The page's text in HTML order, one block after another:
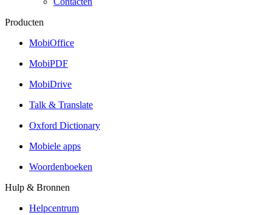
Producten
MobiOffice
MobiPDF
MobiDrive
Talk & Translate
Oxford Dictionary
Mobiele apps
Woordenboeken
Hulp & Bronnen
Helpcentrum